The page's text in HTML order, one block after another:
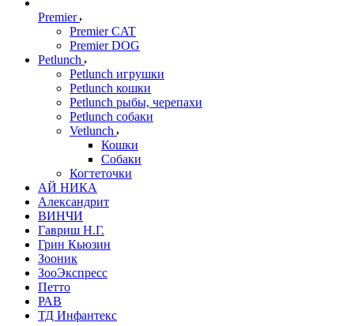
Premier
Premier CAT
Premier DOG
Petlunch
Petlunch игрушки
Petlunch кошки
Petlunch рыбы, черепахи
Petlunch собаки
Vetlunch
Кошки
Собаки
Когтеточки
АЙ НИКА
Александрит
ВИНЧИ
Гавриш Н.Г.
Грин Кьюзин
Зооник
ЗооЭкспресс
Петто
РАВ
ТД Инфантекс